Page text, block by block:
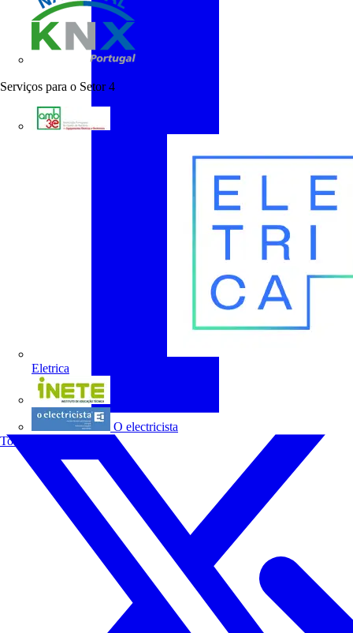
Serviços para o Setor 4
Eletrica
O electricista
Todos os parceiros